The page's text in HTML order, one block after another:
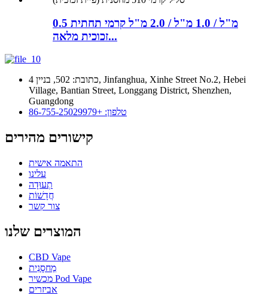
0.5 מ"ל / 1.0 מ"ל / 2.0 מ"ל קרמי תחתית
זכוכית מלאה...
כתובת: 502, בניין 4, Jinfanghua, Xinhe Street No.2, Hebei
Village, Bantian Street, Longgang District, Shenzhen,
Guangdong
טלפון: +86-755-25029979
קישורים מהירים
התאמה אישית
עלינו
תְעוּדָה
חֲדָשׁוֹת
צור קשר
המוצרים שלנו
CBD Vape
מַחסָנִית
מכשיר Pod Vape
אביזרים